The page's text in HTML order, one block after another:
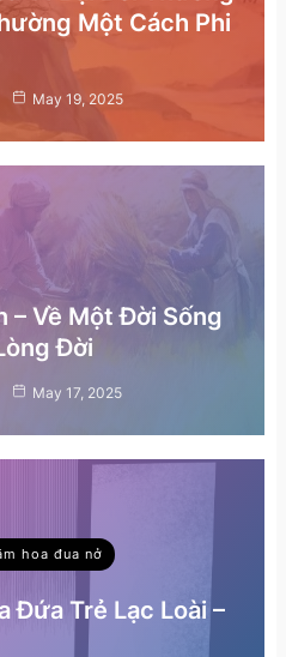
Một Cách Phi
May 19, 2025
– Về Một Đời Sống
Đời
May 17, 2025
hoa đua nở
Đứa Trẻ Lạc Loài –